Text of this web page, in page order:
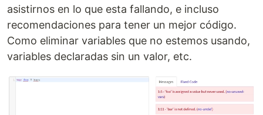
asistirnos en lo que esta fallando, e incluso
recomendaciones para tener un mejor código.
Como eliminar variables que no estemos usando,
variables declaradas sin un valor, etc.